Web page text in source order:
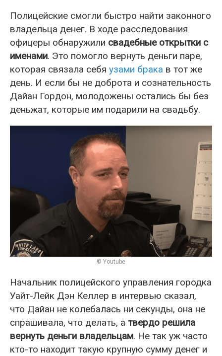
Полицейские смогли быстро найти законного
владельца денег. В ходе расследования
офицеры обнаружили свадебные открытки с
именами. Это помогло вернуть деньги паре,
которая связала себя узами брака в тот же
день. И если бы не доброта и сознательность
Дайан Гордон, молодожены остались бы без
деньжат, которые им подарили на свадьбу.
© Youtube
Начальник полицейского управления городка
Уайт-Лейк Дэн Келлер в интервью сказал,
что Дайан не колебалась ни секунды, она не
спрашивала, что делать, а твердо решила
вернуть деньги владельцам. Не так уж часто
кто-то находит такую крупную сумму денег и